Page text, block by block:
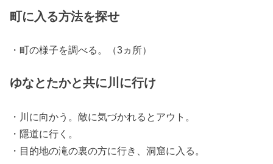
町に入る方法を探せ
・町の様子を調べる。（3ヵ所）
ゆなとたかと共に川に行け
・川に向かう。敵に気づかれるとアウト。
・隱道に行く。
・目的地の滝の裏の方に行き、洞窟に入る。